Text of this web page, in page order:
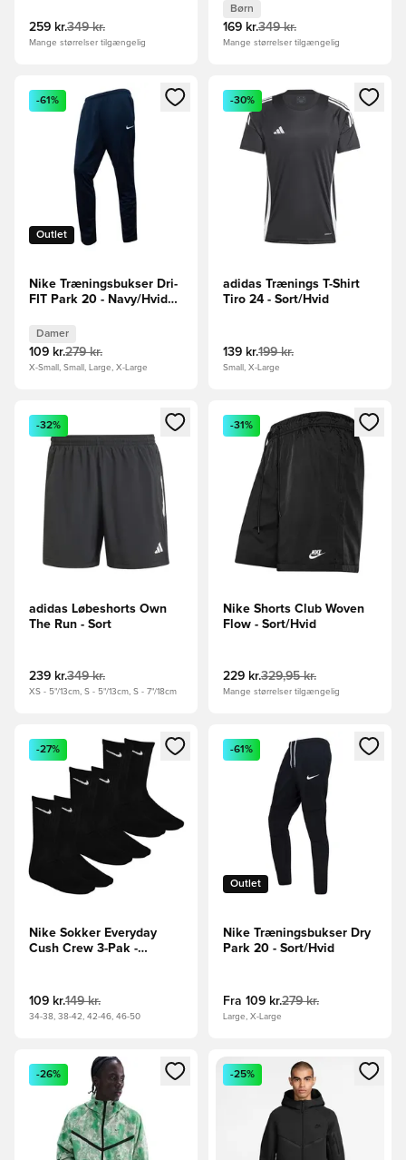
259 kr.349 kr.
Mange størrelser tilgængelig
Børn
169 kr.349 kr.
Mange størrelser tilgængelig
Åbner en Modal til at logge ind eller tilmelde dig som
Outlet
-61%
Nike Træningsbukser Dri-
FIT Park 20 - Navy/Hvid
Damer
109 kr.279 kr.
X-Small, Small, Large, X-Large
Åbner en Modal til at logge
-30%
adidas Trænings T-Shirt
Tiro 24 - Sort/Hvid
139 kr.199 kr.
Small, X-Large
Åbner en Modal til at logge ind eller tilmelde dig som
-32%
adidas Løbeshorts Own
The Run - Sort
239 kr.349 kr.
XS - 5"/13cm, S - 5"/13cm, S - 7"/18cm
Åbner en Modal til at logge
-31%
Nike Shorts Club Woven
Flow - Sort/Hvid
229 kr.329,95 kr.
Mange størrelser tilgængelig
Åbner en Modal til at logge ind eller tilmelde dig som
-27%
Nike Sokker Everyday
Cush Crew 3-Pak -
109 kr.149 kr.
34-38, 38-42, 42-46, 46-50
Åbner en Modal til at logge
Outlet
-61%
Nike Træningsbukser Dry
Park 20 - Sort/Hvid
Fra 109 kr.279 kr.
Large, X-Large
Åbner en Modal til at logge ind eller tilmelde dig som
-26%
Åbner en Modal til at logge
-25%